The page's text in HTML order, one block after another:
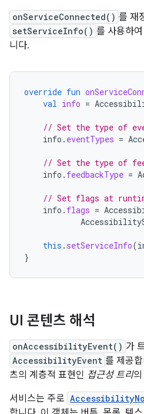
onServiceConnected() 를 재
setServiceInfo() 를 사용하
니다.
override fun
val info =
// Set the type of
info . eventTypes =
// Set the type of
info . feedbackType =
// Set flags at
info . flags =
this . setServiceInfo(
}
UI 콘텐츠 해석
onAccessibilityEvent() 가
AccessibilityEvent 를 제공
츠의 계층적 표현인 접근성 트리
서비스는 주로